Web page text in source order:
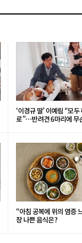
‘이경규 딸’ 이예림 “모
로”⋯반려견 6마리에 무
“아침 공복에 위의 염증
장 나쁜 음식은?